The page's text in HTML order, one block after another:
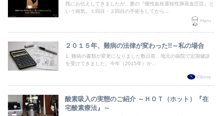
既にお伝えしてきましたが、妻の『慢性血栓塞栓性肺高血圧症』と
いう病気。１回目・２回目の手術をしてから...
Haru
２０１５年、難病の法律が変わった!!～私の場合
1. 難病の書類が変更になりました数日前、地元の病院で定期健診
を受けてきました。今年（2015年）か...
Clione
酸素吸入の実態のご紹介 ～ＨＯＴ（ホット）『在
宅酸素療法』～